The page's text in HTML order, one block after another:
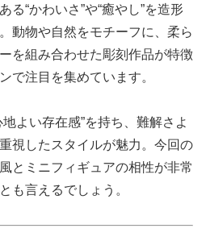
る“かわいさ”や“癒やし”を造形
動物や自然をモチーフに、柔ら
を組み合わせた彫刻作品が特徴
で注目を集めています。
よい存在感”を持ち、難解さよ
視したスタイルが魅力。今回の
とミニフィギュアの相性が非常
も言えるでしょう。